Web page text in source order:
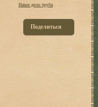
Наше дело труба
Поделиться